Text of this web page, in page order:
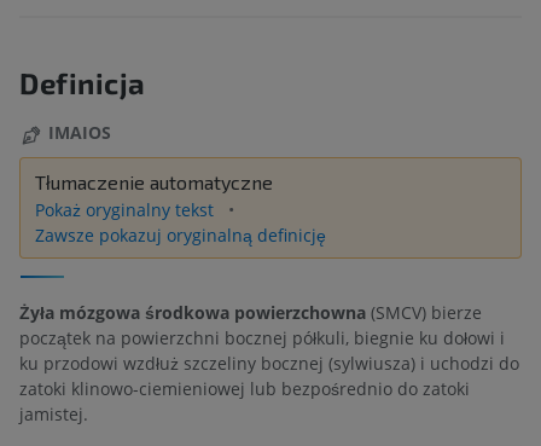
Definicja
IMAIOS
Tłumaczenie automatyczne
Pokaż oryginalny tekst
Zawsze pokazuj oryginalną definicję
Żyła mózgowa środkowa powierzchowna (SMCV) bierze
początek na powierzchni bocznej półkuli, biegnie ku dołowi i
ku przodowi wzdłuż szczeliny bocznej (sylwiusza) i uchodzi do
zatoki klinowo-ciemieniowej lub bezpośrednio do zatoki
jamistej.